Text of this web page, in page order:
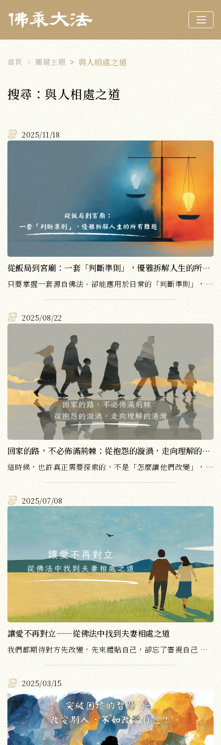
首頁 關鍵主題 與人相處之道
搜尋：與人相處之道
2025/11/18
從飯局到宮廟：一套「判斷準則」，優雅拆解人生的所有難題
只要掌握一套源自佛法、卻能應用於日常的「判斷準則」， 你就能在人情世故的江湖上，應對自如，又不失自我。
2025/08/22
回家的路，不必佈滿荊棘：從抱怨的漩渦，走向理解的港灣
這時候，也許真正需要探索的，不是「怎麼讓他們改變」，而是「怎麼從根本解決這個問題」。
2025/07/08
讓愛不再對立——從佛法中找到夫妻相處之道
我們都期待對方先改變，先來體貼自己，卻忘了審視自己 — 是否太執著於自己的想法？是否帶著偏見在看待對方？到底該怎麼做，才能改善夫妻關係呢？
2025/03/15